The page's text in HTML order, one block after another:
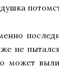
не
может